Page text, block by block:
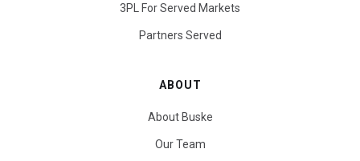
3PL For Served Markets
Partners Served
ABOUT
About Buske
Our Team